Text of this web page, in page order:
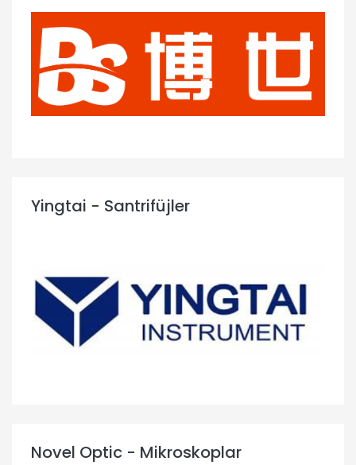
Yingtai - Santrifüjler
Novel Optic - Mikroskoplar